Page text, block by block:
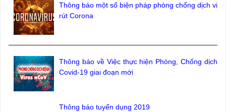
Thông báo một số biện pháp phòng chống dịch vi
rút Corona
Thông báo về Việc thực hiện Phòng, Chống dịch
Covid-19 giai đoạn mới
Thông báo tuyển dụng 2019